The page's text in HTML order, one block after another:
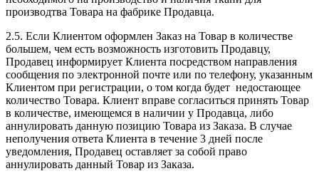
производтва Товара на фабрике Продавца.
2.5. Если Клиентом оформлен Заказ на Товар в количестве
большем, чем есть возможность изготовить Продавцу,
Продавец информирует Клиента посредством направления
сообщения по электронной почте или по телефону, указанным
Клиентом при регистрации, о том когда будет недостающее
количество Товара. Клиент вправе согласиться принять Товар
в количестве, имеющемся в наличии у Продавца, либо
аннулировать данную позицию Товара из Заказа. В случае
неполучения ответа Клиента в течение 3 дней после
уведомления, Продавец оставляет за собой право
аннулировать данный Товар из Заказа.